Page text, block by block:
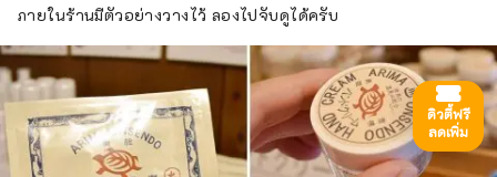
ภายในร้านมีตัวอย่างวางไว้ ลองไปจับดูได้ครับ
ดิวตี้ฟรี
ลดเพิ่ม